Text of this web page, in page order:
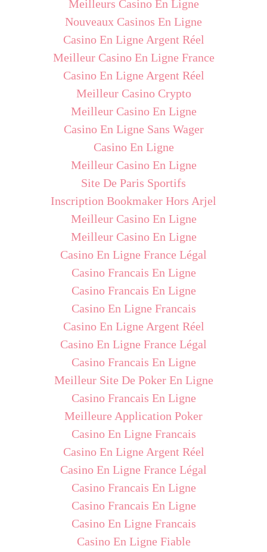
Meilleurs Casino En Ligne
Nouveaux Casinos En Ligne
Casino En Ligne Argent Réel
Meilleur Casino En Ligne France
Casino En Ligne Argent Réel
Meilleur Casino Crypto
Meilleur Casino En Ligne
Casino En Ligne Sans Wager
Casino En Ligne
Meilleur Casino En Ligne
Site De Paris Sportifs
Inscription Bookmaker Hors Arjel
Meilleur Casino En Ligne
Meilleur Casino En Ligne
Casino En Ligne France Légal
Casino Francais En Ligne
Casino Francais En Ligne
Casino En Ligne Francais
Casino En Ligne Argent Réel
Casino En Ligne France Légal
Casino Francais En Ligne
Meilleur Site De Poker En Ligne
Casino Francais En Ligne
Meilleure Application Poker
Casino En Ligne Francais
Casino En Ligne Argent Réel
Casino En Ligne France Légal
Casino Francais En Ligne
Casino Francais En Ligne
Casino En Ligne Francais
Casino En Ligne Fiable